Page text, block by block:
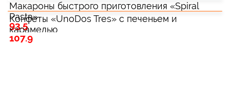
Конфеты «UnoDos Tres» с печеньем и
карамелью
107.9
Макароны быстрого приготовления «Spiral
Pasta»
93.5